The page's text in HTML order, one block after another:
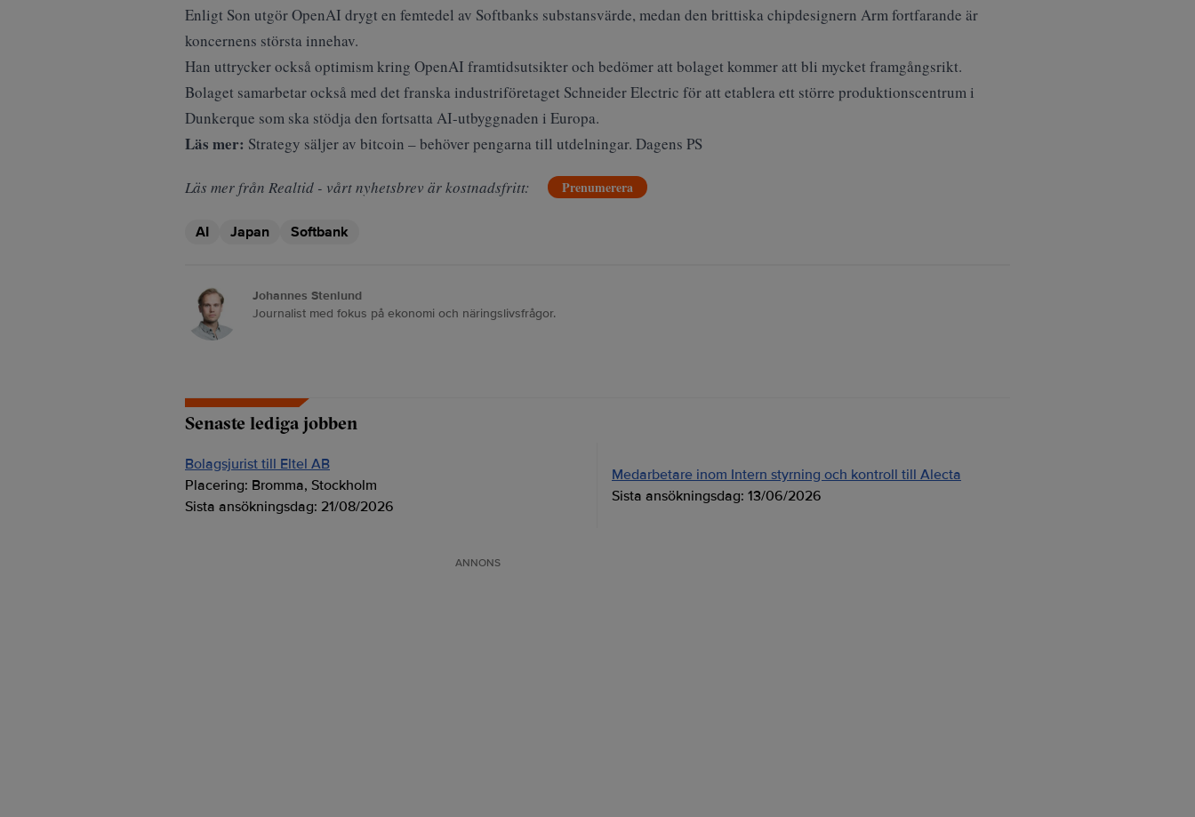
Enligt Son utgör OpenAI drygt en femtedel av Softbanks substansvärde, medan den brittiska chipdesignern Arm fortfarande är
koncernens största innehav.
Han uttrycker också optimism kring OpenAI framtidsutsikter och bedömer att bolaget kommer att bli mycket framgångsrikt.
Bolaget samarbetar också med det franska industriföretaget Schneider Electric för att etablera ett större produktionscentrum i
Dunkerque som ska stödja den fortsatta AI-utbyggnaden i Europa.
Läs mer: Strategy säljer av bitcoin – behöver pengarna till utdelningar. Dagens PS
Läs mer från Realtid - vårt nyhetsbrev är kostnadsfritt: Prenumerera
AI Japan Softbank
Johannes Stenlund
Journalist med fokus på ekonomi och näringslivsfrågor.
Senaste lediga jobben
Bolagsjurist till Eltel AB
Placering: Bromma, Stockholm
Sista ansökningsdag: 21/08/2026
Medarbetare inom Intern styrning och kontroll till Alecta
Sista ansökningsdag: 13/06/2026
ANNONS